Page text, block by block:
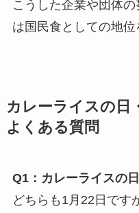
こうした企業や団体
は国民食としての地位
カレーライスの日
よくある質問
Q1：カレーライスの
どちらも1月22日です